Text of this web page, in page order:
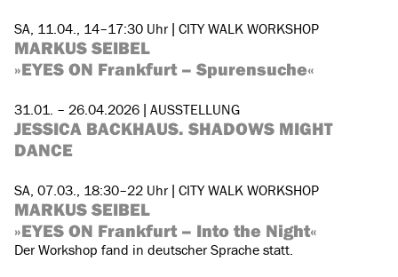
SA, 11.04., 14–17:30 Uhr | CITY WALK WORKSHOP
MARKUS SEIBEL
»EYES ON Frankfurt – Spurensuche«
31.01. – 26.04.2026 | AUSSTELLUNG
JESSICA BACKHAUS. SHADOWS MIGHT
DANCE
SA, 07.03., 18:30–22 Uhr | CITY WALK WORKSHOP
MARKUS SEIBEL
»EYES ON Frankfurt – Into the Night«
Der Workshop fand in deutscher Sprache statt.